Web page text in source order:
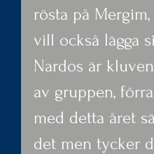
rösta på
vill också lägga
Nardos är
av gruppen,
med detta året
det men tycker